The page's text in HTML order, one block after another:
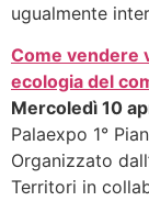
ugualmente
Come vendere
ecologia del
Mercoledì 10
Palaexpo 1°
Organizzato
Territori in